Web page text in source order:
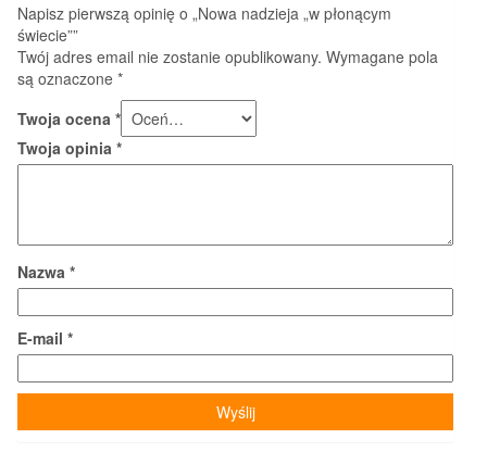
Napisz pierwszą opinię o „Nowa nadzieja „w płonącym
świecie””
Twój adres email nie zostanie opublikowany. Wymagane pola
są oznaczone *
Twoja ocena *
Twoja opinia *
Nazwa *
E-mail *